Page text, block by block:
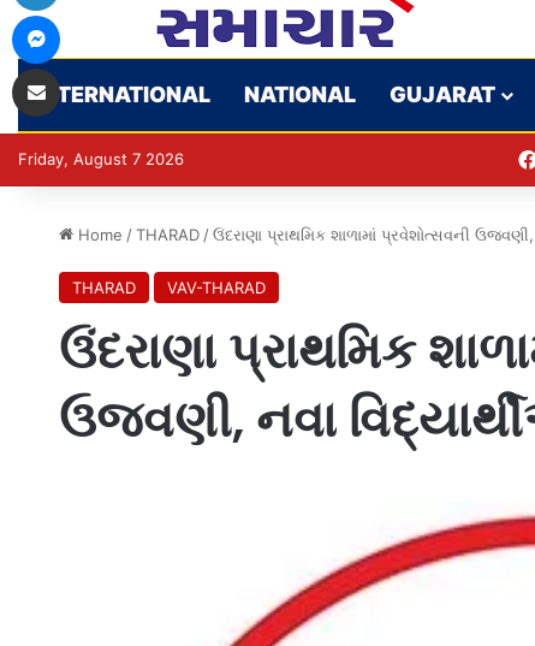
INTERNATIONAL NATIONAL GUJARAT
Friday, August 7 2026
Home / THARAD / ઉંદરાણા પ્રાથમિક શાળામાં પ્રવેશોત્સવની
THARAD VAV-THARAD
ઉંદરાણા પ્રાથમિક
ઉજવણી, નવા